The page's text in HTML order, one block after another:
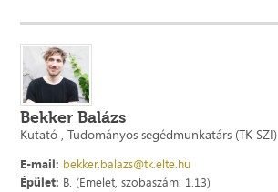
Bekker Balázs
Kutató , Tudományos segédmunkatárs (TK SZI)
E-mail: bekker.balazs@tk.elte.hu
Épület: B. (Emelet, szobaszám: 1.13)